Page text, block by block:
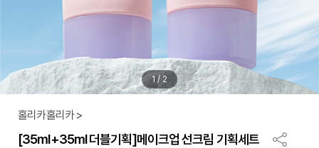
1/ 2
홀리카홀리카 >
[35ml+35ml 더블기획]메이크업 선크림 기획세트